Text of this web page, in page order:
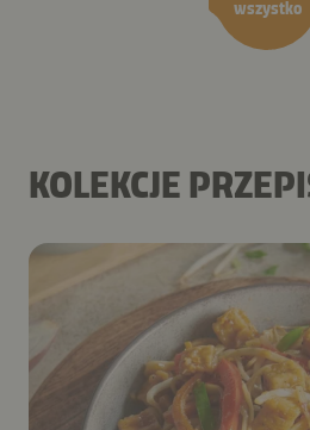
wszystko
KOLEKCJE